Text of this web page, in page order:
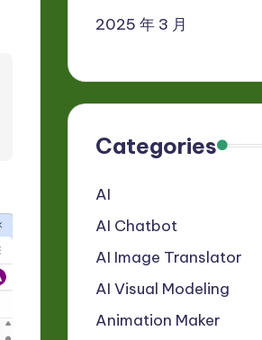
2025 年 3 月
Categories
AI
AI Chatbot
AI Image Translator
AI Visual Modeling
Animation Maker